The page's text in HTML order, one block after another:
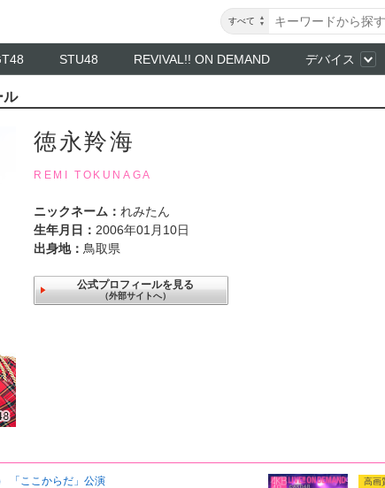
すべて
STU48 REVIVAL!! ON DEMAND デバイス
ル
徳永羚海
REMI TOKUNAGA
ニックネーム： れみたん
生年月日： 2006年01月10日
出身地： 鳥取県
公式プロフィールを見る
（外部サイトへ）
「ここからだ」公演 高画